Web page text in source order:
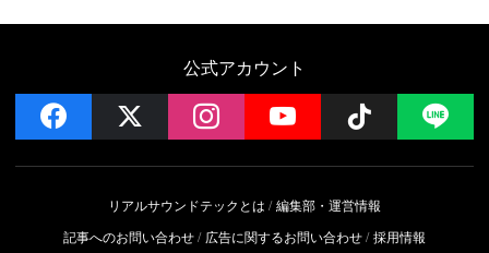
公式アカウント
facebook instagramYouTube Follow
リアルサウンドテックとは
編集部・運営情報
記事へのお問い合わせ
広告に関するお問い合わせ 採用情報